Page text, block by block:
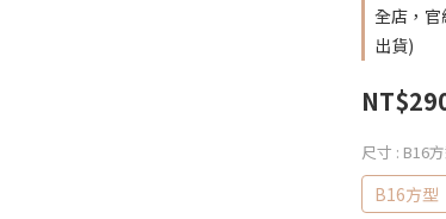
全店，
出貨)
尺寸 : B16
B16方型